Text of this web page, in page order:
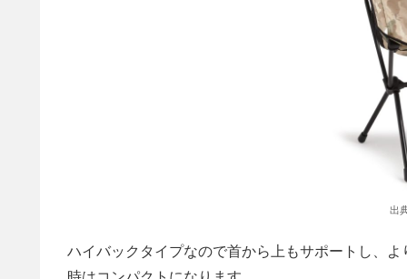
出
ハイバックタイプなので首から上もサポートし、